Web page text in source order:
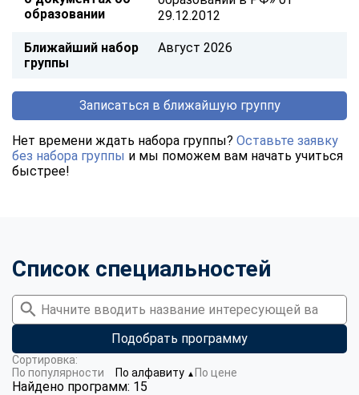
образовании
29.12.2012
Ближайший набор
группы
Август 2026
Записаться в ближайшую группу
Нет времени ждать набора группы? Оставьте заявку
без набора группы и мы поможем вам начать учиться
быстрее!
Список специальностей
Подобрать программу
Найдено программ: 15
Сортировка:
По популярности
По алфавиту ▼ По цене